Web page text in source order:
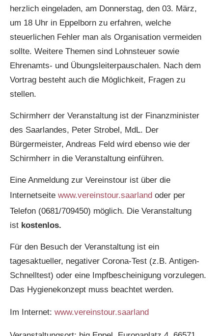
herzlich eingeladen, am Donnerstag, den 03. März,
um 18 Uhr in Eppelborn zu erfahren, welche
steuerlichen Fehler man als Organisation vermeiden
sollte. Weitere Themen sind Lohnsteuer sowie
Ehrenamts- und Übungsleiterpauschalen. Nach dem
Vortrag besteht auch die Möglichkeit, Fragen zu
stellen.
Schirmherr der Veranstaltung ist der Finanzminister
des Saarlandes, Peter Strobel, MdL. Der
Bürgermeister, Andreas Feld wird ebenso wie der
Schirmherr in die Veranstaltung einführen.
Eine Anmeldung zur Vereinstour ist über die
Internetseite www.vereinstour.saarland oder per
Telefon (0681/709450) möglich. Die Veranstaltung
ist kostenlos.
Für den Besuch der Veranstaltung ist ein
tagesaktueller, negativer Corona-Test (z.B. Antigen-
Schnelltest) oder eine Impfbescheinigung vorzulegen.
Das Hygienekonzept muss beachtet werden.
Im Internet: www.vereinstour.saarland